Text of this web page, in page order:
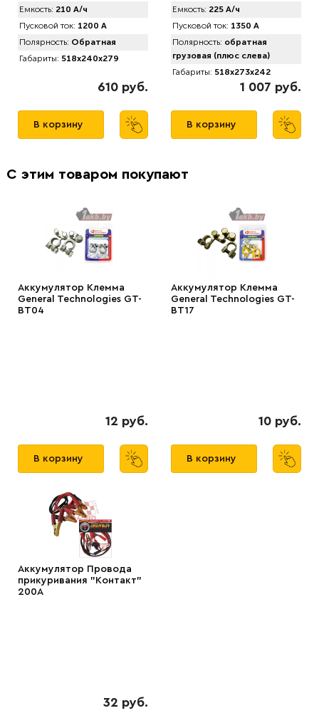
Емкость: 210 А/ч
Пусковой ток: 1200 А
Полярность: Обратная
Габариты: 518x240x279
610 руб.
В корзину
Емкость: 225 А/ч
Пусковой ток: 1350 А
Полярность: обратная
грузовая (плюс слева)
Габариты: 518x273x242
1 007 руб.
В корзину
С этим товаром покупают
Аккумулятор Клемма
General Technologies GT-
BT04
12 руб.
В корзину
Аккумулятор Клемма
General Technologies GT-
BT17
10 руб.
В корзину
Аккумулятор Провода
прикуривания "Контакт"
200А
32 руб.